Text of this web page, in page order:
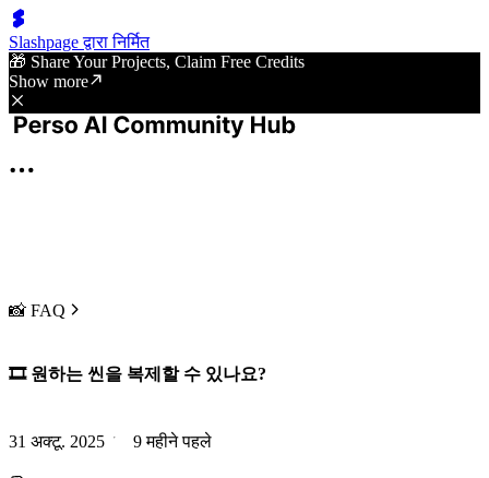
Slashpage द्वारा निर्मित
🎁 Share Your Projects, Claim Free Credits
Show more
📸 FAQ
🎞️ 원하는 씬을 복제할 수 있나요?
31 अक्टू. 2025 9 महीने पहले